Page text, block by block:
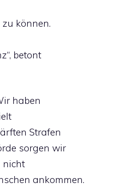
können.
betont
haben
Strafen
sorgen wir
nicht
ankommen.